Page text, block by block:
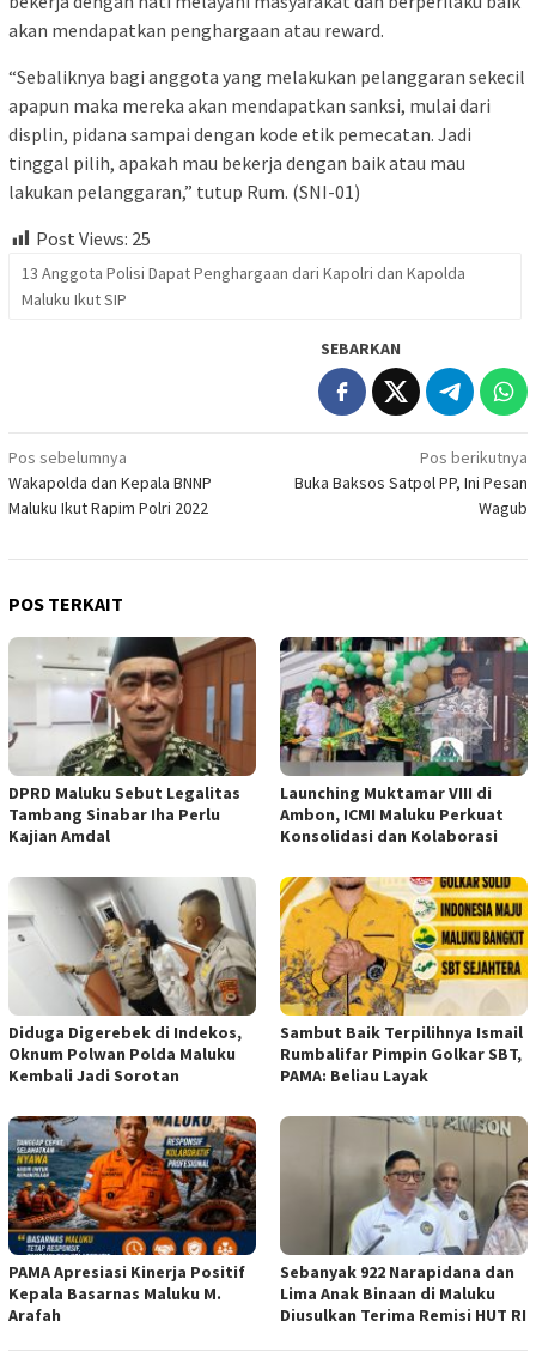
akan mendapatkan penghargaan atau reward.
“Sebaliknya bagi anggota yang melakukan pelanggaran sekecil
apapun maka mereka akan mendapatkan sanksi, mulai dari
displin, pidana sampai dengan kode etik pemecatan. Jadi
tinggal pilih, apakah mau bekerja dengan baik atau mau
lakukan pelanggaran,” tutup Rum. (SNI-01)
Post Views: 25
13 Anggota Polisi Dapat Penghargaan dari Kapolri dan Kapolda
Maluku Ikut SIP
SEBARKAN
Navigasi
pos
Pos sebelumnya
Wakapolda dan Kepala BNNP
Maluku Ikut Rapim Polri 2022
Pos berikutnya
Buka Baksos Satpol PP, Ini Pesan
Wagub
POS TERKAIT
DPRD Maluku Sebut Legalitas
Tambang Sinabar Iha Perlu
Kajian Amdal
Launching Muktamar VIII di
Ambon, ICMI Maluku Perkuat
Konsolidasi dan Kolaborasi
Diduga Digerebek di Indekos,
Oknum Polwan Polda Maluku
Kembali Jadi Sorotan
Sambut Baik Terpilihnya Ismail
Rumbalifar Pimpin Golkar SBT,
PAMA: Beliau Layak
PAMA Apresiasi Kinerja Positif
Kepala Basarnas Maluku M.
Arafah
Sebanyak 922 Narapidana dan
Lima Anak Binaan di Maluku
Diusulkan Terima Remisi HUT RI